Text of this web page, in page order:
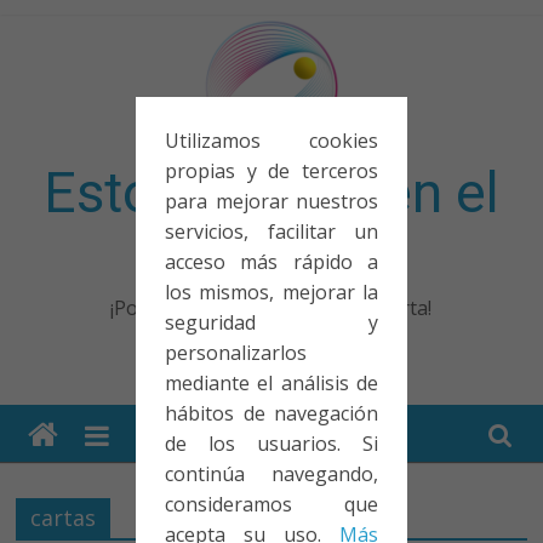
Utilizamos cookies
propias y de terceros
para mejorar nuestros
servicios, facilitar un
acceso más rápido a
los mismos, mejorar la
seguridad y
personalizarlos
mediante el análisis de
hábitos de navegación
de los usuarios. Si
continúa navegando,
consideramos que
acepta su uso. Más
Esto no entra en el
examen
¡Porque no solo el examen importa!
cartas